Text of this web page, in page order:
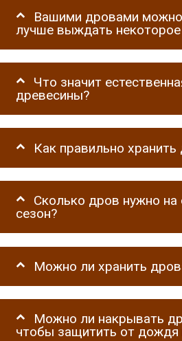
Вашими дровами можно
лучше выждать
Что значит
древесины?
Как правильно хранить
Сколько дров нужно на
сезон?
Можно ли хранить
Можно ли накрывать
чтобы защитить от дождя